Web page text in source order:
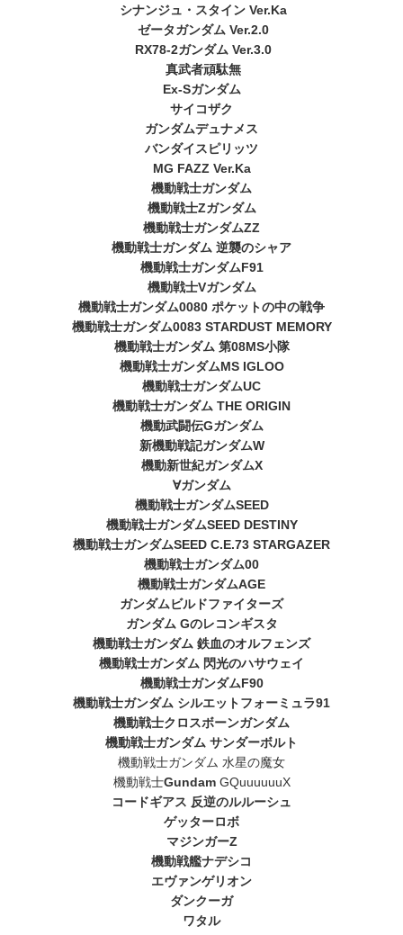
シナンジュ・スタイン Ver.Ka
ゼータガンダム Ver.2.0
RX78-2ガンダム Ver.3.0
真武者頑駄無
Ex-Sガンダム
サイコザク
ガンダムデュナメス
バンダイスピリッツ
MG FAZZ Ver.Ka
機動戦士ガンダム
機動戦士Zガンダム
機動戦士ガンダムZZ
機動戦士ガンダム 逆襲のシャア
機動戦士ガンダムF91
機動戦士Vガンダム
機動戦士ガンダム0080 ポケットの中の戦争
機動戦士ガンダム0083 STARDUST MEMORY
機動戦士ガンダム 第08MS小隊
機動戦士ガンダムMS IGLOO
機動戦士ガンダムUC
機動戦士ガンダム THE ORIGIN
機動武闘伝Gガンダム
新機動戦記ガンダムW
機動新世紀ガンダムX
∀ガンダム
機動戦士ガンダムSEED
機動戦士ガンダムSEED DESTINY
機動戦士ガンダムSEED C.E.73 STARGAZER
機動戦士ガンダム00
機動戦士ガンダムAGE
ガンダムビルドファイターズ
ガンダム Gのレコンギスタ
機動戦士ガンダム 鉄血のオルフェンズ
機動戦士ガンダム 閃光のハサウェイ
機動戦士ガンダムF90
機動戦士ガンダム シルエットフォーミュラ91
機動戦士クロスボーンガンダム
機動戦士ガンダム サンダーボルト
機動戦士ガンダム 水星の魔女
機動戦士GundamGQuuuuuuX
コードギアス 反逆のルルーシュ
ゲッターロボ
マジンガーZ
機動戦艦ナデシコ
エヴァンゲリオン
ダンクーガ
ワタル